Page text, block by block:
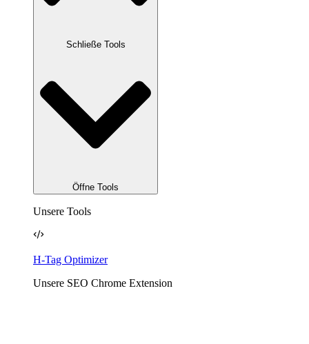
Schließe Tools
Öffne Tools
Unsere Tools
H-Tag Optimizer
Unsere SEO Chrome Extension